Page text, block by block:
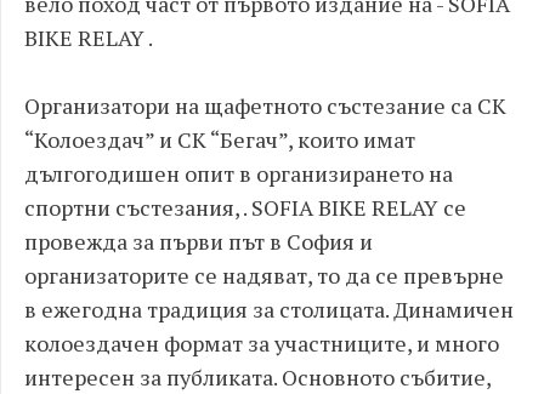
BIKE RELAY .
Организатори на щафетното състезание са СК
“Колоездач” и СК “Бегач”, които имат
дългогодишен опит в организирането на
спортни състезания, . SOFIA BIKE RELAY се
провежда за първи път в София и
организаторите се надяват, то да се превърне
в ежегодна традиция за столицата. Динамичен
колоездачен формат за участниците, и много
интересен за публиката. Основното събитие,